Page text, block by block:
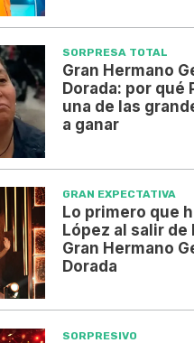
SORPRESA TOTAL
Gran Hermano
Dorada: por qué
una de las
a ganar
GRAN EXPECTATIVA
Lo primero que
López al salir de
Gran Hermano
Dorada
SORPRESIVO